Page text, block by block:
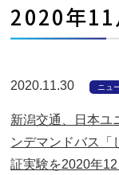
2020年11
2020.11.30 ニュ
新潟交通、日本ユ
ンデマンドバス「
証実験を2020年